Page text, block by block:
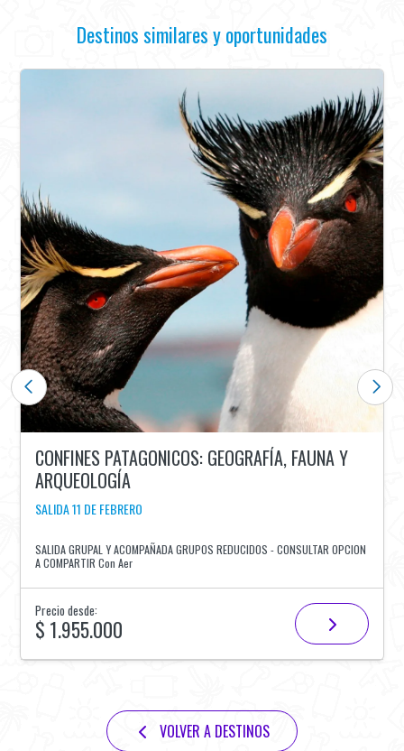
Destinos similares y oportunidades
CONFINES PATAGONICOS: GEOGRAFÍA, FAUNA Y
ARQUEOLOGÍA
SALIDA 11 DE FEBRERO
SALIDA GRUPAL Y ACOMPAÑADA GRUPOS REDUCIDOS - CONSULTAR OPCION
A COMPARTIR Con Aer
Precio desde:
$ 1.955.000
VOLVER A DESTINOS